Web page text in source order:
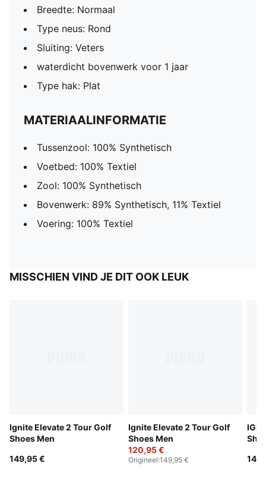
Breedte: Normaal
Type neus: Rond
Sluiting: Veters
waterdicht bovenwerk voor 1 jaar
Type hak: Plat
MATERIAALINFORMATIE
Tussenzool: 100% Synthetisch
Voetbed: 100% Textiel
Zool: 100% Synthetisch
Bovenwerk: 89% Synthetisch, 11% Textiel
Voering: 100% Textiel
MISSCHIEN VIND JE DIT OOK LEUK
Ignite Elevate 2 Tour Golf
Shoes Men
149,95 €
Ignite Elevate 2 Tour Golf
Shoes Men
120,95 €
Origineel:149,95 €